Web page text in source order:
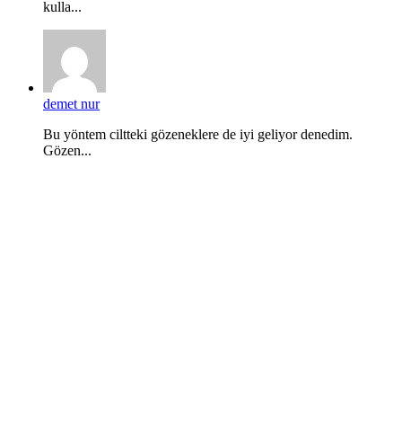
kulla...
demet nur
Bu yöntem ciltteki gözeneklere de iyi geliyor denedim.
Gözen...